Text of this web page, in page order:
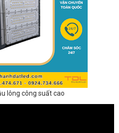
lông công suất cao